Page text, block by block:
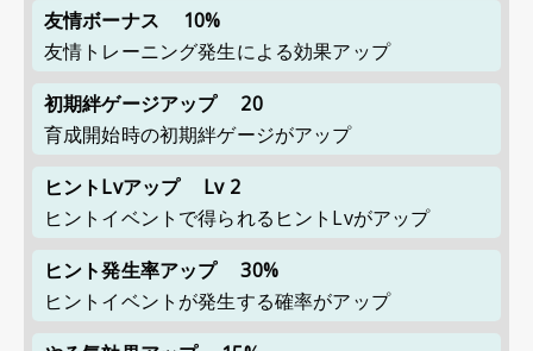
友情ボーナス
10%
友情トレーニング発生による効果アップ
初期絆ゲージアップ
20
育成開始時の初期絆ゲージがアップ
ヒントLvアップ
Lv 2
ヒントイベントで得られるヒントLvがアップ
ヒント発生率アップ
30%
ヒントイベントが発生する確率がアップ